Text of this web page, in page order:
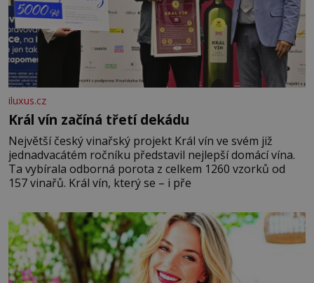
iluxus.cz
Král vín začíná třetí dekádu
Největší český vinařský projekt Král vín ve svém již
jednadvacátém ročníku představil nejlepší domácí vína.
Ta vybírala odborná porota z celkem 1260 vzorků od
157 vinařů. Král vín, který se – i pře